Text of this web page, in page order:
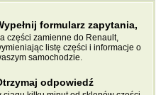
formularz zapytania,
części zamienne do Renault,
listę części i informacje o
samochodzie.
odpowiedź